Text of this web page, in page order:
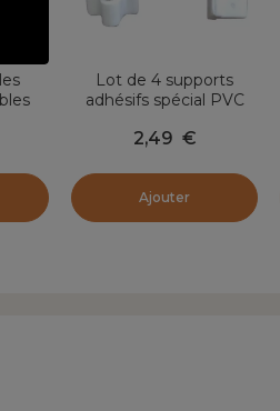
Lot de 4 supports
adhésifs spécial PVC
2,49 €
Ajouter